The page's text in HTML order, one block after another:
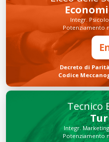
Integr.
Potenziamento
Decreto di
Codice
Tecnico
Integr.
Potenziamento